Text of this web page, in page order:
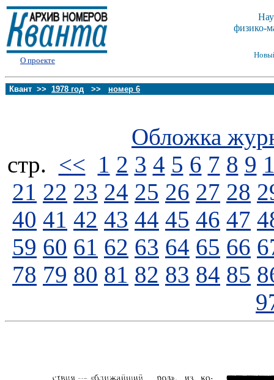
О проекте
физико-
Квант >> 1978 год >> номер 6
Обложка
стp. << 1 2 3 4 5 6 7 8 9
21 22 23 24 25 26 27 28
40 41 42 43 44 45 46 47
59 60 61 62 63 64 65 66
78 79 80 81 82 83 84 85